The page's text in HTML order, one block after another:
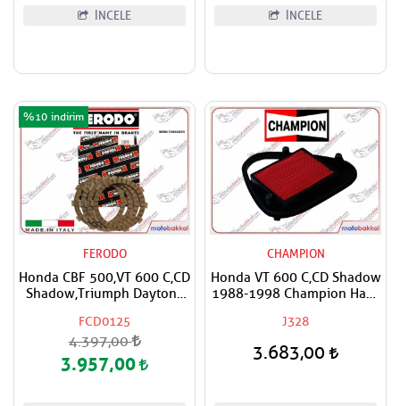
İNCELE İNCELE
FERODO
Honda CBF 500,VT 600 C,CD
Shadow,Triumph Daytona
Balata Takımı
FCD0125
%10
4.397,00
3.957,00
CHAMPION
Honda VT 600 C,CD Shadow
1988-1998 Champion Hava
J328
3.683,00